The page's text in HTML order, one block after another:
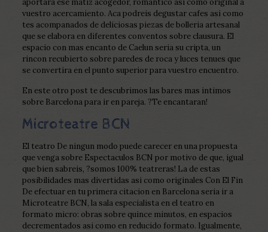
aportara ese matiz acogedor, romantico asi­ como original a
vuestro acercamiento. Aca podreis degustar cafes asi­ como
tes acompanados de deliciosas piezas de bolleria artesanal
que se elabora en diferentes conventos sobre clausura. El
espacio con mas encanto de Caelun seri­a su cripta, un
rincon recubierto sobre paredes de roca y luces tenues que
se convertira en el punto superior para vuestro encuentro.
En este otro post te descubrimos las bares mas intimos
sobre Barcelona para ir en pareja. ?Te encantaran!
Microteatre BCN
El teatro De ningun modo puede carecer en una propuesta
que venga sobre Espectaculos BCN por motivo de que, igual
que bien sabreis, ?somos 100% teatreras! La de estas
posibilidades mas divertidas asi­ como originales Con El Fin
De efectuar en tu primera citacion en Barcelona seri­a ir a
Microteatre BCN, la sala especialista en el teatro en
formato micro: obras sobre quince minutos, en espacios
decrementados asi­ como en reducido formato. Igualmente,